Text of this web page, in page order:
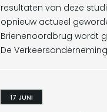
resultaten van deze
opnieuw actueel
Brienenoordbrug wordt
De
17 JUNI